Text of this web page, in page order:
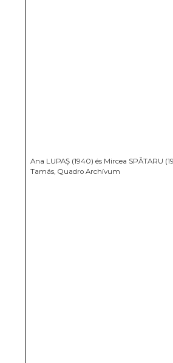
Ana LUPAȘ (1940) és Mircea SPĂTARU
Tamás, Quadro Archívum